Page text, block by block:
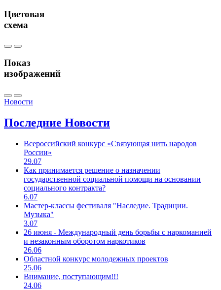
Цветовая
схема
Показ
изображений
Новости
Последние Новости
Всероссийский конкурс «Связующая нить народов
России»
29.07
Как принимается решение о назначении
государственной социальной помощи на основании
социального контракта?
6.07
Мастер-классы фестиваля "Наследие. Традиции.
Музыка"
3.07
26 июня - Международный день борьбы с наркоманией
и незаконным оборотом наркотиков
26.06
Областной конкурс молодежных проектов
25.06
Внимание, поступающим!!!
24.06